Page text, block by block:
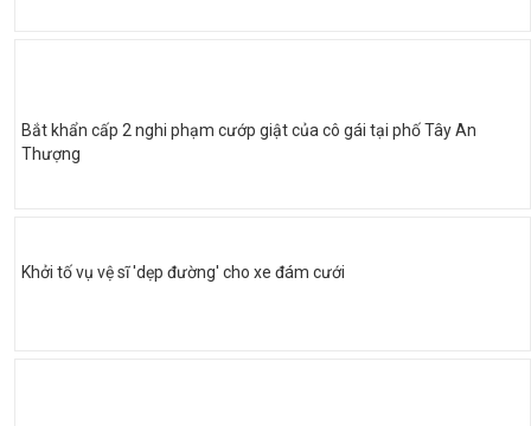
Bắt khẩn cấp 2 nghi phạm cướp giật của cô gái tại phố Tây An
Thượng
Khởi tố vụ vệ sĩ 'dẹp đường' cho xe đám cưới